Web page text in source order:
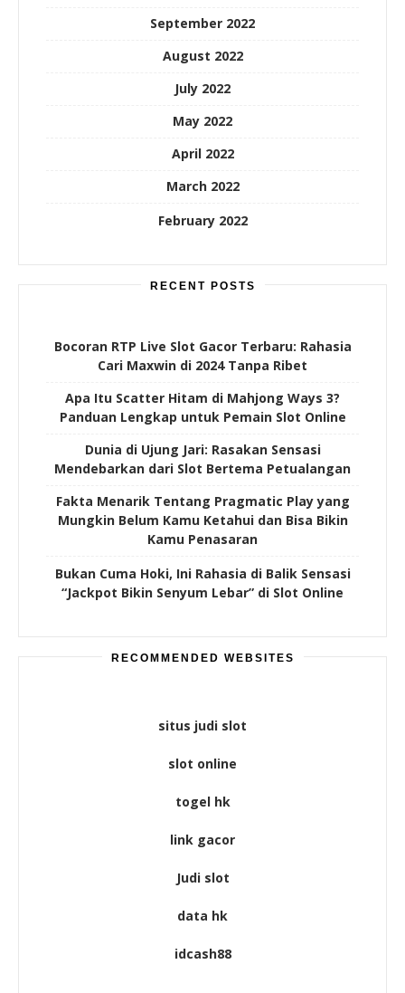
September 2022
August 2022
July 2022
May 2022
April 2022
March 2022
February 2022
RECENT POSTS
Bocoran RTP Live Slot Gacor Terbaru: Rahasia
Cari Maxwin di 2024 Tanpa Ribet
Apa Itu Scatter Hitam di Mahjong Ways 3?
Panduan Lengkap untuk Pemain Slot Online
Dunia di Ujung Jari: Rasakan Sensasi
Mendebarkan dari Slot Bertema Petualangan
Fakta Menarik Tentang Pragmatic Play yang
Mungkin Belum Kamu Ketahui dan Bisa Bikin
Kamu Penasaran
Bukan Cuma Hoki, Ini Rahasia di Balik Sensasi
“Jackpot Bikin Senyum Lebar” di Slot Online
RECOMMENDED WEBSITES
situs judi slot
slot online
togel hk
link gacor
Judi slot
data hk
idcash88